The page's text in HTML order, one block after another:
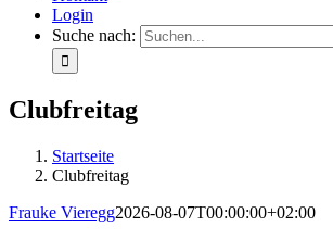
Login
Suche nach:
Clubfreitag
Startseite
Clubfreitag
Frauke Vieregg2026-08-07T00:00:00+02:00